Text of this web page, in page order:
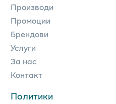
Производи
Промоции
Брендови
Услуги
За нас
Контакт
Политики